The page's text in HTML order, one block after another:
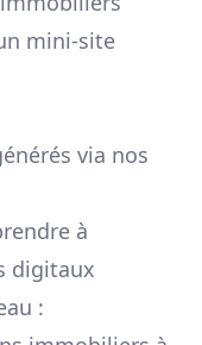
mini-site
via nos
à
digitaux
: